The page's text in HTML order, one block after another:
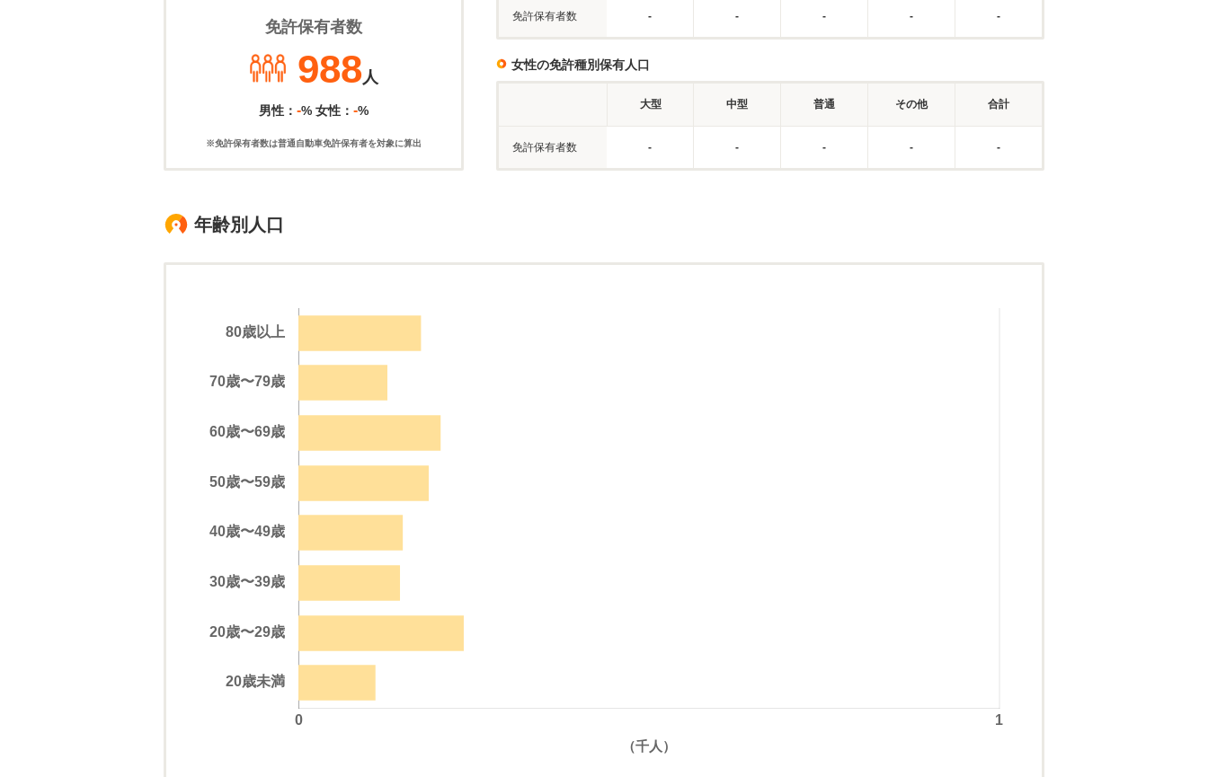
免許保有者数
988人
男性： -% 女性： -%
※免許保有者数は普通自動車免許保有者を対象に算出
免許保有者数 - - - - -
女性の免許種別保有人口
大型 中型 普通 その他 合計
免許保有者数 - - - - -
年齢別人口